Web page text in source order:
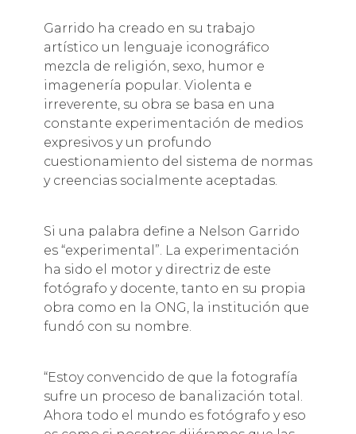
Garrido ha creado en su trabajo
artístico un lenguaje iconográfico
mezcla de religión, sexo, humor e
imagenería popular. Violenta e
irreverente, su obra se basa en una
constante experimentación de medios
expresivos y un profundo
cuestionamiento del sistema de normas
y creencias socialmente aceptadas.
Si una palabra define a Nelson Garrido
es “experimental”. La experimentación
ha sido el motor y directriz de este
fotógrafo y docente, tanto en su propia
obra como en la ONG, la institución que
fundó con su nombre.
“Estoy convencido de que la fotografía
sufre un proceso de banalización total.
Ahora todo el mundo es fotógrafo y eso